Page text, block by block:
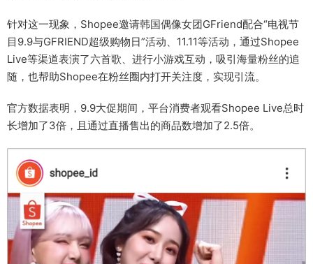
针对这一现象，Shopee邀请韩国偶像女团GFriend配合“电视节
目9.9与GFRIEND超级购物日”活动、11.11等活动，通过Shopee
Live等渠道表演了六首歌、进行小游戏互动，吸引海量粉丝的追
随，也帮助Shopee在粉丝圈内打开关注度，实现引流。
官方数据表明，9.9大促期间，平台消费者观看Shopee Live总时
长增加了3倍，且通过直播售出的商品数增加了2.5倍。